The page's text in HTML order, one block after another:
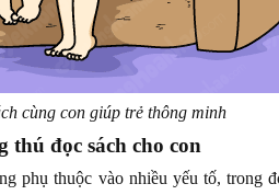
cùng con giúp trẻ thông minh
thú đọc sách cho con
phụ thuộc vào nhiều yếu tố, trong